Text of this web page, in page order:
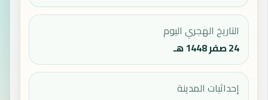
التاريخ الهجري اليوم
24 صفر 1448 هـ
إحداثيات المدينة